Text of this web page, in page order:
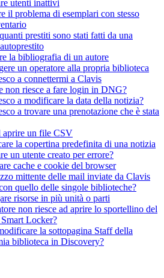
utenti inattivi
il problema di esemplari con stesso
prestiti sono stati fatti da una
la bibliografia di un autore
un operatore alla propria biblioteca
a connettermi a Clavis
non riesce a fare login in DNG?
a modificare la data della notizia?
a trovare una prenotazione che è stata
aprire un file CSV
la copertina predefinita di una notizia
un utente creato per errore?
cache e cookie del browser
mittente delle mail inviate da Clavis
quello delle singole biblioteche?
risorse in più unità o parti
non riesce ad aprire lo sportellino del
Locker?
la sottopagina Staff della
biblioteca in Discovery?